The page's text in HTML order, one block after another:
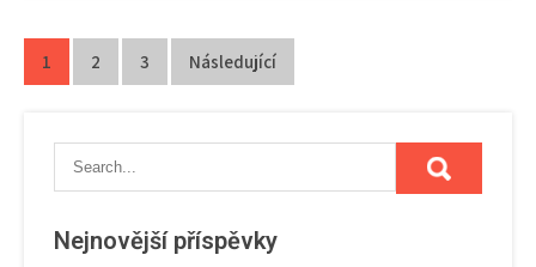
Stránkování
1 2 3 Následující
Nejnovější příspěvky